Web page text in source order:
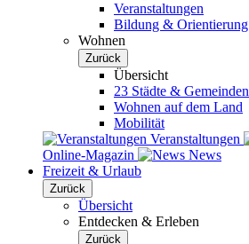
Veranstaltungen
Bildung & Orientierung
Wohnen
Zurück
Übersicht
23 Städte & Gemeinden
Wohnen auf dem Land
Mobilität
Veranstaltungen
Online-Magazin
News
Freizeit & Urlaub
Zurück
Übersicht
Entdecken & Erleben
Zurück